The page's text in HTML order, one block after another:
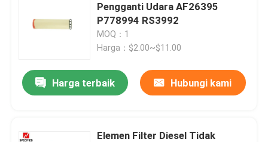
Pengganti Udara AF26395
P778994 RS3992
MOQ：1
Harga：$2.00~$11.00
Harga terbaik Hubungi kami
Elemen Filter Diesel Tidak